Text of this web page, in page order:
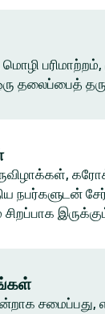
மொழி
தலைப்பைத்
நபர்களுடன்
சமைப்பது,